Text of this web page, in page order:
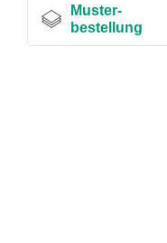
Muster-
bestellung